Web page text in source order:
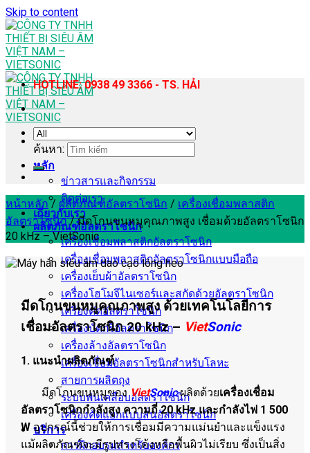
Skip to content
หลัก
ข่าวสารและกิจกรรม
ติดต่อเรา
เกี่ยวกับเรา
ผลิตภัณฑ์อัลตราโซนิก
เครื่องเชื่อมพลาสติกอัลตราโซนิก
เครื่องเชื่อมพลาสติกอัลตราโซนิกแบบมือถือ
เครื่องเย็บผ้าอัลตราโซนิก
เครื่องโฮโมจีไนเซอร์และสกัดด้วยอัลตราโซนิก
เครื่องตัดอัลตราโซนิก
เครื่องบัดกรีอัลตราโซนิก
เครื่องล้างอัลตราโซนิก
เครื่องเชื่อมอัลตราโซนิกสำหรับโลหะ
สายการผลิตถุง
ระบบพ่นเคลือบอัลตราโซนิก
เครื่องคัดแยกแบบสั่นอัลตราโซนิก
บริการ
การฝึกอบรมสำหรับองค์กร
HOTLINE: 0938 49 3366 - TS. HẢI
ค้นหา:
หน้าหลัก / ผลิตภัณฑ์อัลตราโซนิก / เครื่องเชื่อมพลาสติก
อัลตราโซนิก /มีดโกนขนหมูคุณภาพสูง เชื่อมด้วยอัลตราโซนิก
20 kHz – VietSonic
มีดโกนขนหมูคุณภาพสูง ด้วยเทคโนโลยีการ
เชื่อมอัลตราโซนิก 20 kHz – VietSonic
1. แนะนำผลิตภัณฑ์
มีดโกนขนหมูของVietSonicผลิตด้วยเครื่องเชื่อม
อัลตราโซนิกกำลังสูง ความถี่ 20 kHz และกำลังไฟ 1 500
Wอุปกรณ์นี้ช่วยให้การเชื่อมมีความแม่นยำและแข็งแรง
แม้ผลิตภัณฑ์จะมีรูปทรงโค้งหรือพื้นผิวไม่เรียบ ซึ่งเป็นสิ่ง